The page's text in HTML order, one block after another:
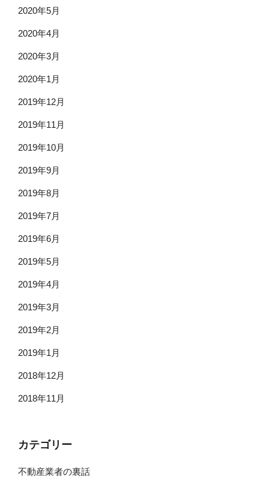
2020年5月
2020年4月
2020年3月
2020年1月
2019年12月
2019年11月
2019年10月
2019年9月
2019年8月
2019年7月
2019年6月
2019年5月
2019年4月
2019年3月
2019年2月
2019年1月
2018年12月
2018年11月
カテゴリー
不動産業者の裏話